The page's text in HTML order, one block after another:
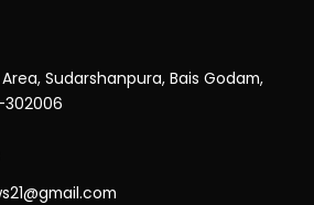
Sudarshanpura, Bais Godam,